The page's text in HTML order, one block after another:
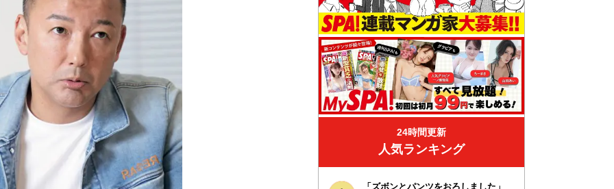
24時間更新
人気ランキング
「ズボンとパンツをおろしました」